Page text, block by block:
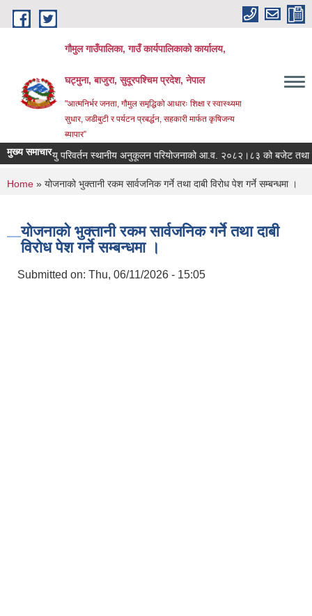
Skip to main content
गौमुल गाउँपालिका, गाउँ कार्यपालिकाको कार्यालय,
घट्मुना, बाजुरा, सुदूरपश्चिम प्रदेश, नेपाल
"आत्मनिर्भर जनता, गौमुल समृद्धिको आधारः शिक्षा र स्वास्थ्यमा
सुधार, जडीबुटी र पर्यटन प्रबर्द्धन, सहकारी मार्फत कृषिजन्य
ब्यापार”
मुख्य समाचार
जलवायु परिवर्तन स्थानीय अनुकूलन परियोजनाको आ.व. २०८२।८३ को बजेट तथा
You are here
Home » योजनाको भुक्तानी रकम सार्वजनिक गर्ने तथा दाबी विरोध पेश गर्ने सम्बन्धमा ।
योजनाको भुक्तानी रकम सार्वजनिक गर्ने तथा दाबी
विरोध पेश गर्ने सम्बन्धमा ।
Submitted on: Thu, 06/11/2026 - 15:05